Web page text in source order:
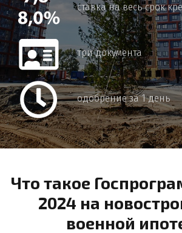
ставка на весь срок
три документа
одобрение за 1 день
Что такое
2024 на
военной